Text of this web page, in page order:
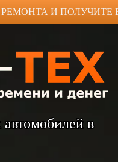
И ПОЛУЧИТЕ
в